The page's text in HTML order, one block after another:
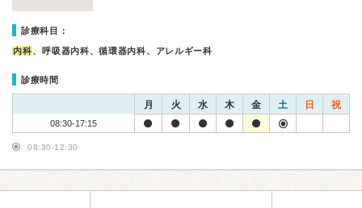
診療科目：
内科、呼吸器内科、循環器内科、アレルギー科
診療時間
月 火 水 木 金 土 日 祝
08:30-17:15
08:30-12:30